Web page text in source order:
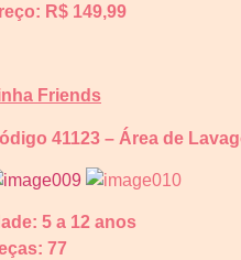
R$ 149,99
Friends
41123 – Área de
5 a 12 anos
77